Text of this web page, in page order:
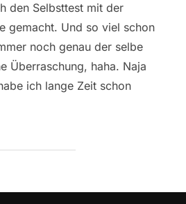
den Selbsttest mit der
gemacht. Und so viel schon
noch genau der selbe
Überraschung, haha. Naja
ich lange Zeit schon